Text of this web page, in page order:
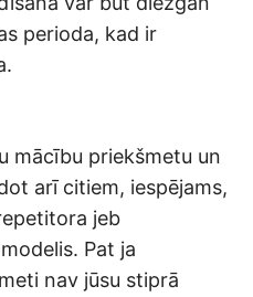
perioda, kad ir
mācību priekšmetu un
arī citiem, iespējams,
jeb
Pat ja
nav jūsu stiprā